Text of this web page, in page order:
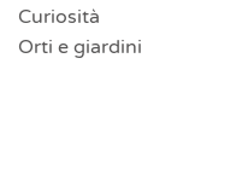
Curiosità
Orti e giardini